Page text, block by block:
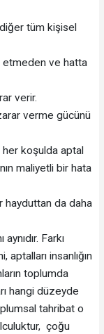
tüm kişisel
etmeden ve hatta
verir.
verme gücünü
koşulda aptal
maliyetli bir hata
hayduttan da daha
Farkı
aptalları insanlığın
toplumda
hangi düzeyde
tahribat o
çoğu